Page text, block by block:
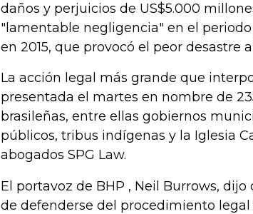
daños y perjuicios de US$5.000
"lamentable negligencia" en el
en 2015, que provocó el peor desastre
La acción legal más grande que
presentada el martes en nombre de
brasileñas, entre ellas gobiernos
públicos, tribus indígenas y la Iglesia
abogados SPG Law.
El portavoz de BHP , Neil Burrows,
de defenderse del procedimiento